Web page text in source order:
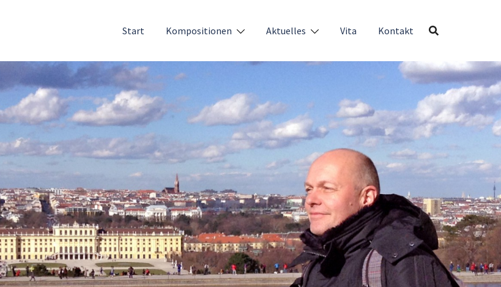
Start Kompositionen Aktuelles Vita Kontakt